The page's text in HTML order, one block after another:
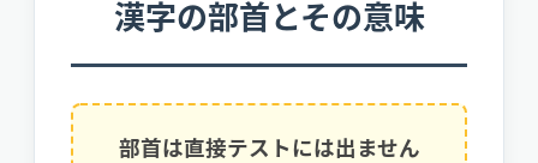
漢字の部首とその意味
部首は直接テストには出ません